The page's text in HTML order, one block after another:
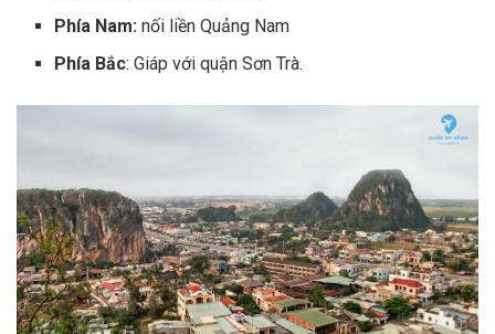
Phía Nam: nối liền Quảng Nam
Phía Bắc: Giáp với quận Sơn Trà.